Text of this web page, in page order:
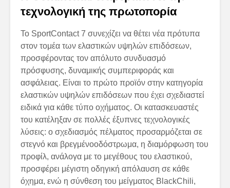
τεχνολογική της πρωτοπορία
Το SportContact 7 συνεχίζει να θέτει νέα πρότυπα
στον τομέα των ελαστικών υψηλών επιδόσεων,
προσφέροντας τον απόλυτο συνδυασμό
πρόσφυσης, δυναμικής συμπεριφοράς και
ασφάλειας. Είναι το πρώτο προϊόν στην κατηγορία
ελαστικών υψηλών επιδόσεων που έχει σχεδιαστεί
ειδικά για κάθε τύπο οχήματος. Oι κατασκευαστές
του κατέληξαν σε πολλές έξυπνες τεχνολογικές
λύσεις: ο σχεδιασμός πέλματος προσαρμόζεται σε
στεγνό και βρεγμένοοδόστρωμα, η διαμόρφωση του
προφίλ, ανάλογα με το μεγέθους του ελαστικού,
προσφέρει μέγιστη οδηγική απόλαυση σε κάθε
όχημα, ενώ η σύνθεση του μείγματος BlackChili,